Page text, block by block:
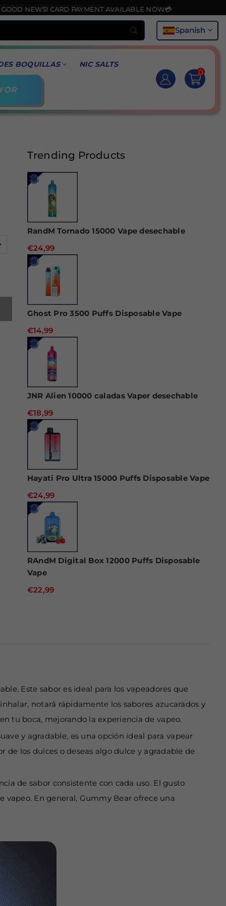
CARD PAYMENT AVAILABLE NOW💳
Spanish
BOQUILLAS NIC SALTS
0
Trending Products
RandM Tornado 15000 Vape desechable
€24,99
Ghost Pro 3500 Puffs Disposable Vape
€14,99
JNR Alien 10000 caladas Vaper desechable
€18,99
Hayati Pro Ultra 15000 Puffs Disposable Vape
€24,99
RAndM Digital Box 12000 Puffs Disposable
Vape
€22,99
Este sabor es ideal para los vapeadores que
notará rápidamente los sabores azucarados y
tu boca, mejorando la experiencia de vapeo.
y agradable, es una opción ideal para vapear
los dulces o deseas algo dulce y agradable de
de sabor consistente con cada uso. El gusto
vapeo. En general, Gummy Bear ofrece una